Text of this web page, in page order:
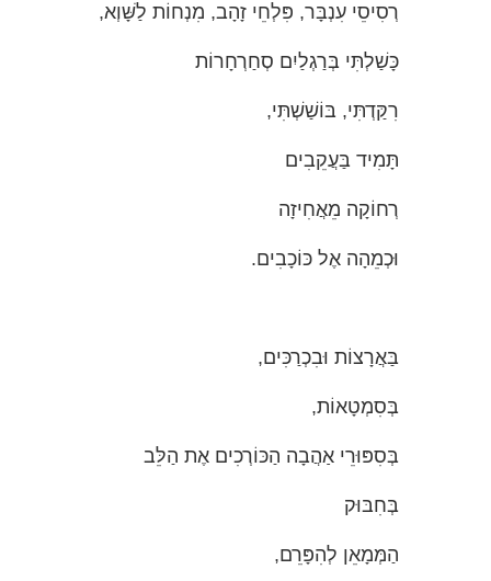
רְסִיסֵי עִנְבָּר, פִּלְחֵי זָהָב, מִנְחוֹת לַשָּׁוְא,
כָּשַׁלְתִּי בְּרַגְלַיִם סְחַרְחָרוֹת
רִקַּדְתִּי, בּוֹשַׁשְׁתִּי,
תָּמִיד בַּעֲקֵבִים
רְחוֹקָה מֵאֲחִיזָה
וּכְמֵהָה אֶל כּוֹכָבִים.
בַּאֲרָצוֹת וּבִכְרַכִּים,
בְּסִמְטָאוֹת,
בְּסִפּוּרֵי אַהֲבָה הַכּוֹרְכִים אֶת הַלֵּב
בְּחִבּוּק
הַמְּמָאֵן לְהִפָּרֵם,